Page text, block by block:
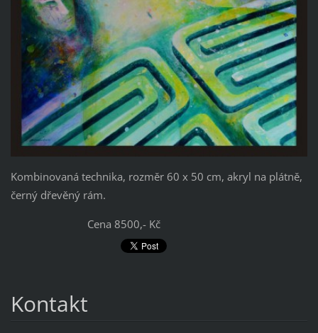
Kombinovaná technika, rozměr 60 x 50 cm, akryl na plátně,
černý dřevěný rám.
Cena 8500,- Kč
Kontakt